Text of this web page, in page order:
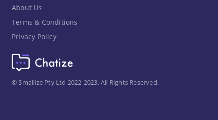
© Smallize Pty Ltd 2022-2023. All Rights Reserved.
About Us
Terms & Conditions
Privacy Policy